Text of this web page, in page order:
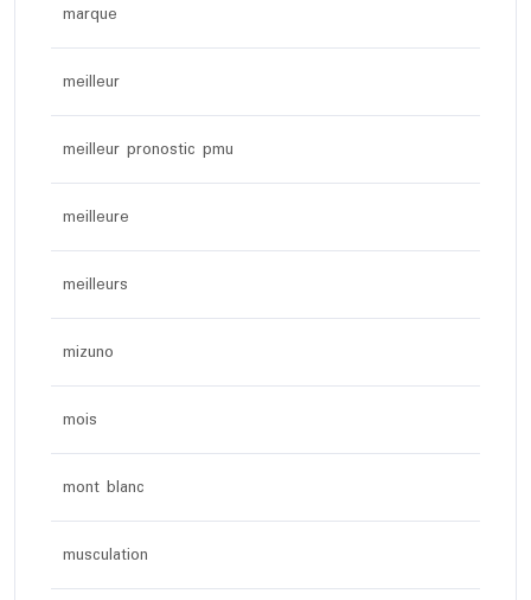
marque
meilleur
meilleur pronostic pmu
meilleure
meilleurs
mizuno
mois
mont blanc
musculation